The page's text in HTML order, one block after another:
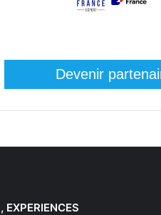
Devenir
EXPERIENCES